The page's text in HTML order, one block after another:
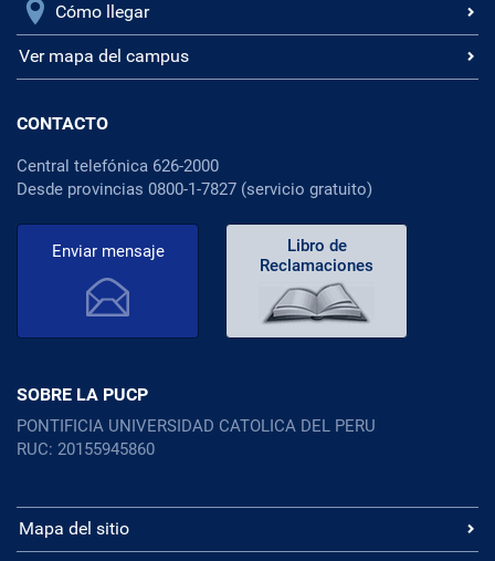
Cómo llegar
Ver mapa del campus
CONTACTO
Central telefónica 626-2000
Desde provincias 0800-1-7827 (servicio gratuito)
Enviar mensaje
Libro de
Reclamaciones
SOBRE LA PUCP
PONTIFICIA UNIVERSIDAD CATOLICA DEL PERU
RUC: 20155945860
Mapa del sitio